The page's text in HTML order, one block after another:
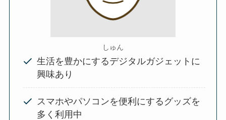
しゅん
生活を豊かにするデジタルガジェットに
興味あり
スマホやパソコンを便利にするグッズを
多く利用中